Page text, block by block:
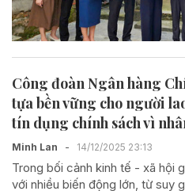
Công đoàn Ngân hàng
tựa bền vững cho người
tín dụng chính sách vì
Minh Lan - 14/12/2025 23:13
Trong bối cảnh kinh tế - xã hội
với nhiều biến động lớn, từ suy